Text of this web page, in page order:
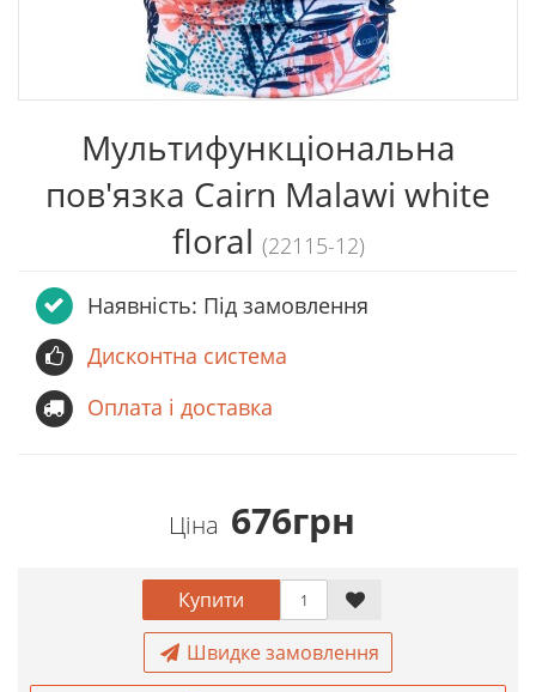
Мультифункціональна
пов'язка Cairn Malawi white
floral (22115-12)
Наявність: Пiд замовлення
Дисконтна система
Оплата і доставка
Ціна 676грн
Купити
Швидке замовлення